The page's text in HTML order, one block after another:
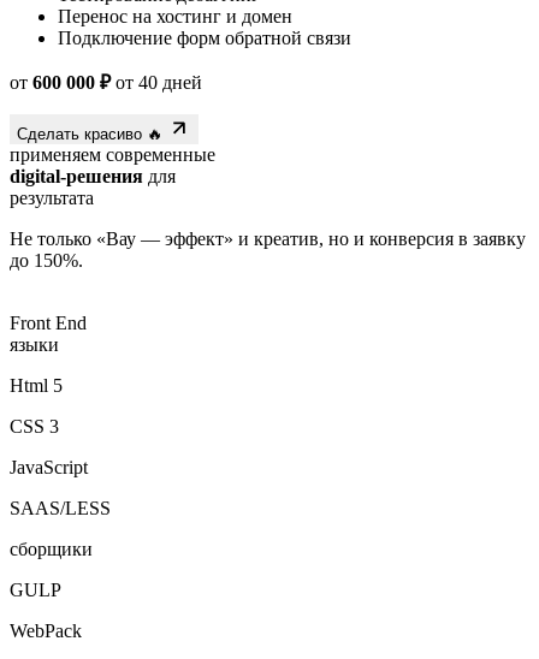
Подключение форм обратной связи
600 000 ₽от 40 дней
применяем современные
digital-решения для
результата
Не только «Вау — эффект» и креатив, но и конверсия в заявку
до 150%.
языки
Html 5
CSS 3
JavaScript
SAAS/LESS
сборщики
GULP
WebPack
Framework